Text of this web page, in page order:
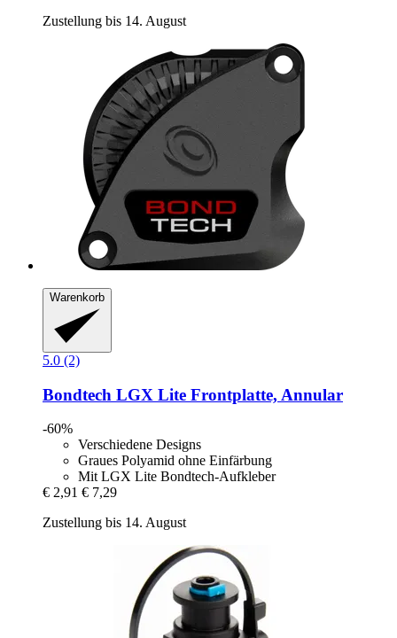
Zustellung bis 14. August
Warenkorb
5.0 (2)
Bondtech LGX Lite Frontplatte, Annular
-60%
Verschiedene Designs
Graues Polyamid ohne Einfärbung
Mit LGX Lite Bondtech-Aufkleber
€ 2,91 € 7,29
Zustellung bis 14. August